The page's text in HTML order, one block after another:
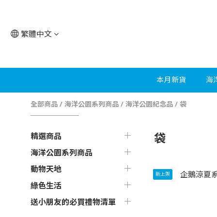
繁體中文
本月新貨 海
全部商品 / 海洋公園系列商品 / 海洋公園紀念品 / 袋
精選商品
海洋公園系列商品
動物天地
綠色生活
送小朋友的必買禮物清單
袋
新上架